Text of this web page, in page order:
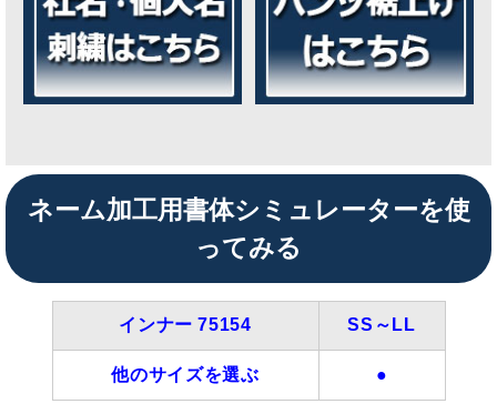
ネーム加工用書体シミュレーターを使
ってみる
インナー 75154 SS～LL
他のサイズを選ぶ ●